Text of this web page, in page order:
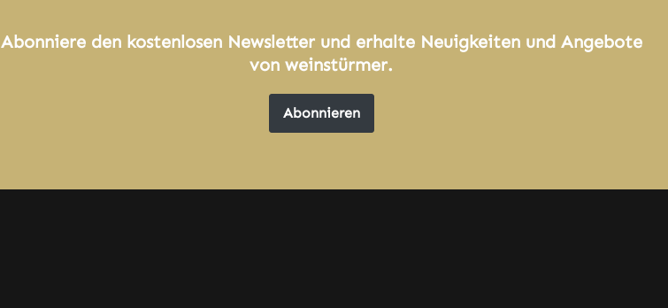
Abonniere den kostenlosen Newsletter und erhalte Neuigkeiten und Angebote
von weinstürmer.
Abonnieren